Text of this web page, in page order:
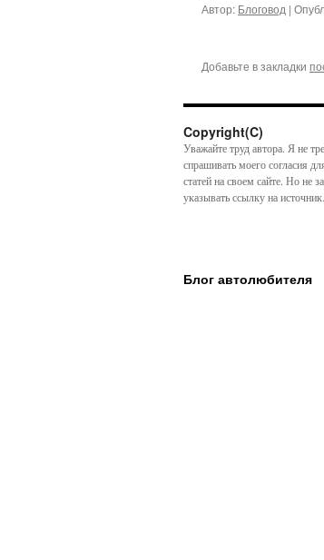
Автор: Блоговод |
Добавьте в закладки
Copyright(C)
Уважайте труд автора. Я не
спрашивать моего согласия
статей на своем сайте. Но не
указывать ссылку на источник.
Блог автолюбителя